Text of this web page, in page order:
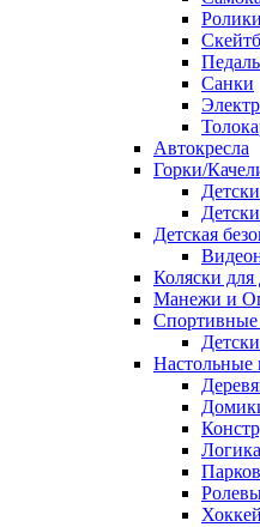
Ролики
Санки
Автокресла
Горки/
Детская
Коляски для
Манежи и
Спортивные
Настольные